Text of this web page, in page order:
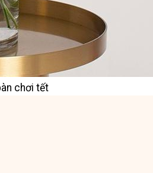
chơi tết